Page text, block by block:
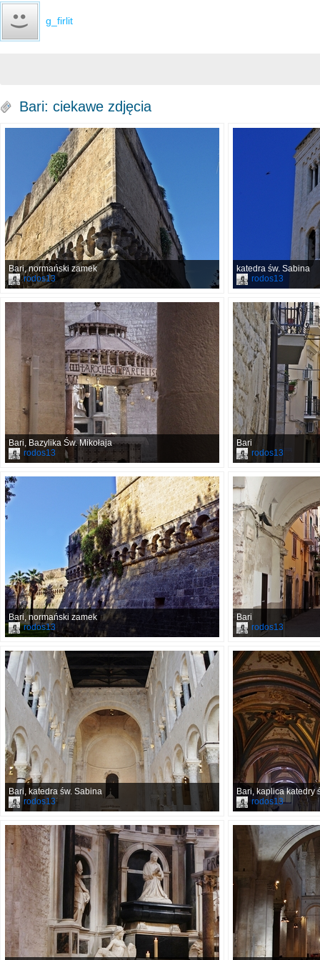
g_firlit
Bari: ciekawe zdjęcia
Bari, normański zamek
rodos13
katedra św. Sabina
rodos13
Bari, Bazylika Św. Mikołaja
rodos13
Bari
rodos13
Bari, normański zamek
rodos13
Bari
rodos13
Bari, katedra św. Sabina
rodos13
Bari, kaplica katedry
rodos13